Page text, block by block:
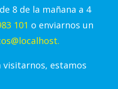
8 de la mañana a 4
101 o enviarnos un
visitarnos, estamos